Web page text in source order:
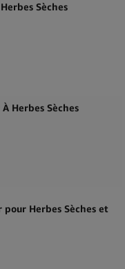
Sèches
Herbes Sèches
pour Herbes Sèches et